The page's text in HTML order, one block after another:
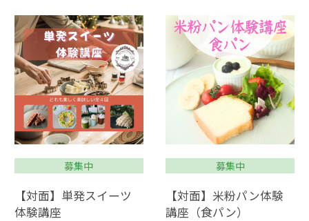
【対面】単発スイーツ
体験講座
【対面】米粉パン体験
講座（食パン）